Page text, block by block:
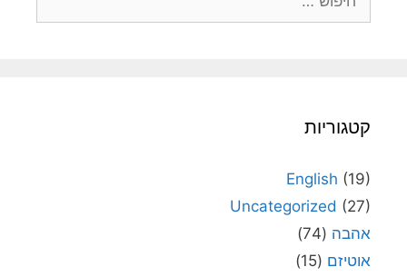
קטגוריות
English (19)
Uncategorized (27)
אהבה (74)
אוטיזם (15)